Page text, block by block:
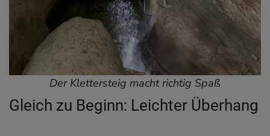
Der Klettersteig macht richtig Spaß
Gleich zu Beginn: Leichter Überhang